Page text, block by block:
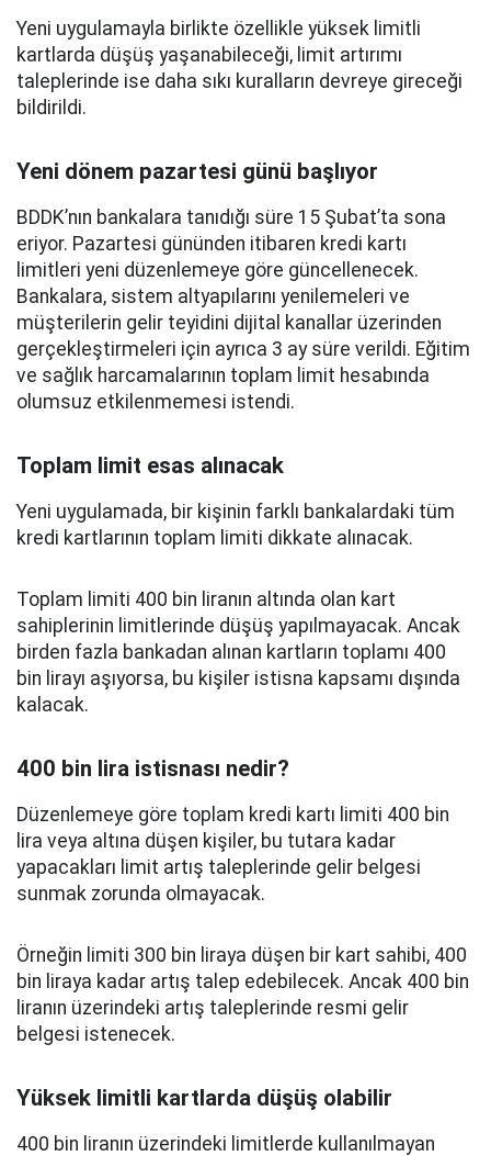
Yeni uygulamayla birlikte özellikle yüksek limitli
kartlarda düşüş yaşanabileceği, limit artırımı
taleplerinde ise daha sıkı kuralların devreye gireceği
bildirildi.
Yeni dönem pazartesi günü başlıyor
BDDK’nın bankalara tanıdığı süre 15 Şubat’ta sona
eriyor. Pazartesi gününden itibaren kredi kartı
limitleri yeni düzenlemeye göre güncellenecek.
Bankalara, sistem altyapılarını yenilemeleri ve
müşterilerin gelir teyidini dijital kanallar üzerinden
gerçekleştirmeleri için ayrıca 3 ay süre verildi. Eğitim
ve sağlık harcamalarının toplam limit hesabında
olumsuz etkilenmemesi istendi.
Toplam limit esas alınacak
Yeni uygulamada, bir kişinin farklı bankalardaki tüm
kredi kartlarının toplam limiti dikkate alınacak.
Toplam limiti 400 bin liranın altında olan kart
sahiplerinin limitlerinde düşüş yapılmayacak. Ancak
birden fazla bankadan alınan kartların toplamı 400
bin lirayı aşıyorsa, bu kişiler istisna kapsamı dışında
kalacak.
400 bin lira istisnası nedir?
Düzenlemeye göre toplam kredi kartı limiti 400 bin
lira veya altına düşen kişiler, bu tutara kadar
yapacakları limit artış taleplerinde gelir belgesi
sunmak zorunda olmayacak.
Örneğin limiti 300 bin liraya düşen bir kart sahibi, 400
bin liraya kadar artış talep edebilecek. Ancak 400 bin
liranın üzerindeki artış taleplerinde resmi gelir
belgesi istenecek.
Yüksek limitli kartlarda düşüş olabilir
400 bin liranın üzerindeki limitlerde kullanılmayan